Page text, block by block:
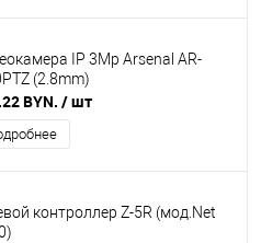
IP 3Mp Arsenal AR-
(2.8mm)
BYN. / шт
контроллер Z-5R (мод.Net